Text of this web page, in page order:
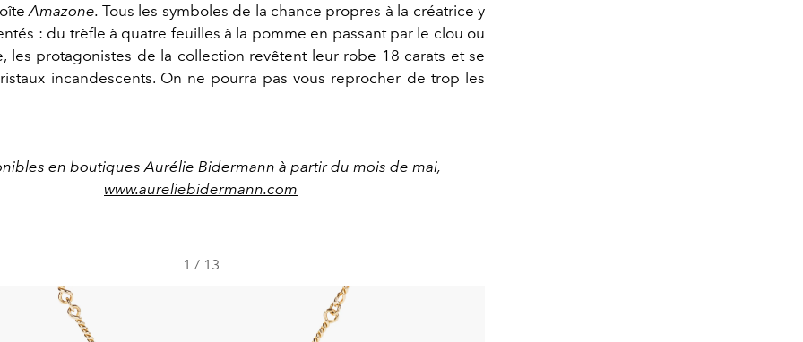
Amazone. Tous les symboles de la chance propres à la créatrice y
: du trèfle à quatre feuilles à la pomme en passant par le clou ou
les protagonistes de la collection revêtent leur robe 18 carats et se
incandescents. On ne pourra pas vous reprocher de trop les
en boutiques Aurélie Bidermann à partir du mois de mai,
www.aureliebidermann.com
1 / 13